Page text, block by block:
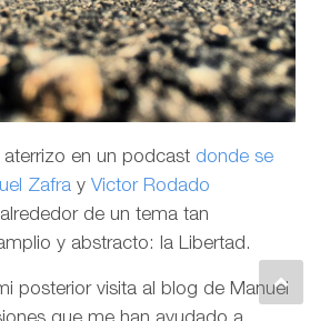
aterrizo en un podcast donde se
Zafra y Victor Rodado
de un tema tan
y abstracto: la Libertad.
posterior visita al blog de Manuel